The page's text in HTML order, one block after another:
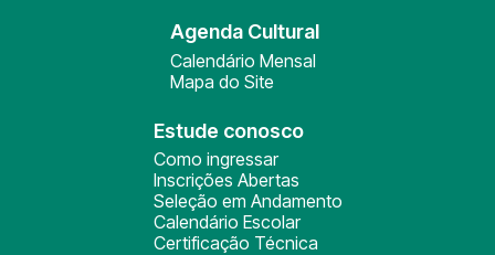
Agenda Cultural
Calendário Mensal
Mapa do Site
Estude conosco
Como ingressar
Inscrições Abertas
Seleção em Andamento
Calendário Escolar
Certificação Técnica